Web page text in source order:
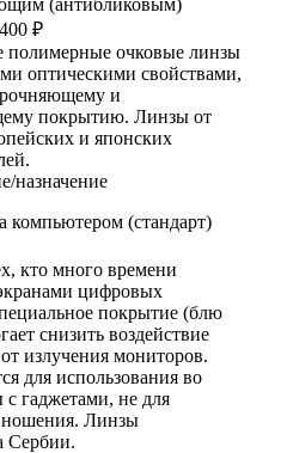
(антибликовым)
₽
полимерные очковые линзы
оптическими свойствами,
и
покрытию. Линзы от
и японских
назначение
компьютером (стандарт)
кто много времени
цифровых
покрытие (блю
снизить воздействие
излучения мониторов.
для использования во
с гаджетами, не для
ношения. Линзы
Сербии.